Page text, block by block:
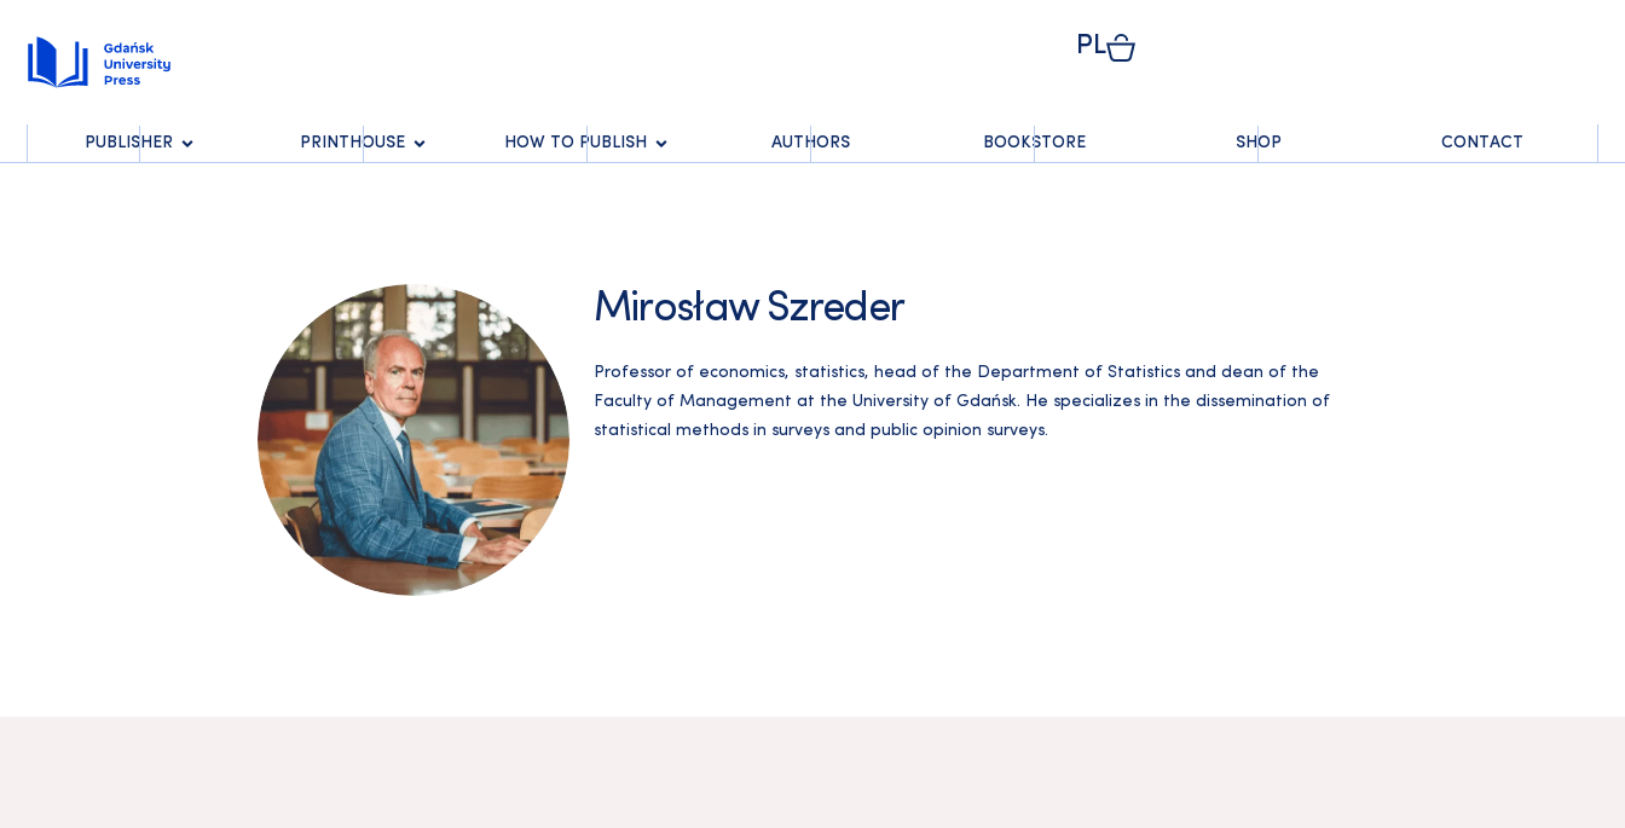
PL
PUBLISHER PRINTHOUSE HOW TO PUBLISH AUTHORS BOOKSTORE SHOP CONTACT
Mirosław Szreder
Professor of economics, statistics, head of the Department of Statistics and dean of the
Faculty of Management at the University of Gdańsk. He specializes in the dissemination of
statistical methods in surveys and public opinion surveys.